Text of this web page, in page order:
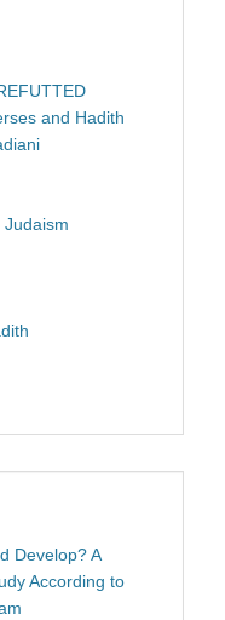
and Hadith
Develop? A
According to